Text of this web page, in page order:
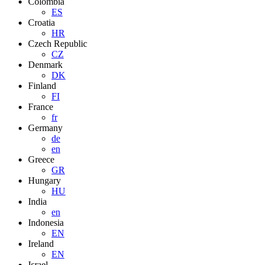
ES
Croatia
HR
Czech Republic
CZ
Denmark
DK
Finland
FI
France
fr
Germany
de
en
Greece
GR
Hungary
HU
India
en
Indonesia
EN
Ireland
EN